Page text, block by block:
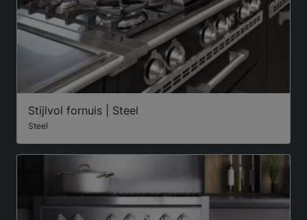
Stijlvol fornuis | Steel
Steel